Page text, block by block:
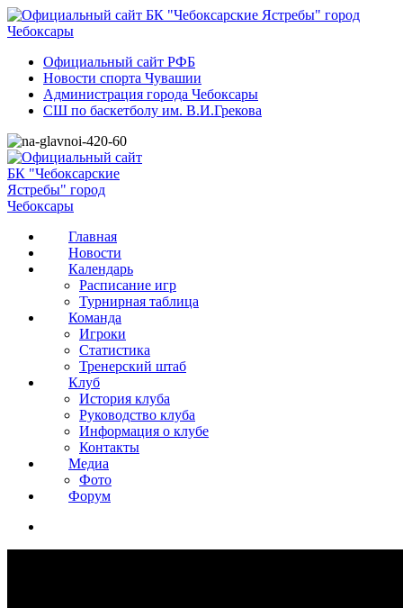
Официальный сайт РФБ
Новости спорта Чувашии
Администрация города Чебоксары
СШ по баскетболу им. В.И.Грекова
Главная
Новости
Календарь
Расписание игр
Турнирная таблица
Команда
Игроки
Статистика
Тренерский штаб
Клуб
История клуба
Руководство клуба
Информация о клубе
Контакты
Медиа
Фото
Форум